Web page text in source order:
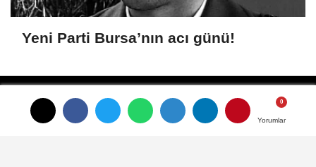
Yorumlar
Yorumlar
Yeni Parti Bursa’nın acı günü!